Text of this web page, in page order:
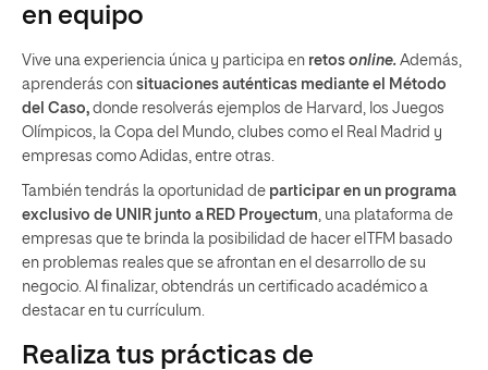
en equipo
Vive una experiencia única y participa en retos online. Además,
aprenderás con situaciones auténticas mediante el Método
del Caso, donde resolverás ejemplos de Harvard, los Juegos
Olímpicos, la Copa del Mundo, clubes como el Real Madrid y
empresas como Adidas, entre otras.
También tendrás la oportunidad de participar en un programa
exclusivo de UNIR junto a RED Proyectum, una plataforma de
empresas que te brinda la posibilidad de hacer el TFM basado
en problemas reales que se afrontan en el desarrollo de su
negocio. Al finalizar, obtendrás un certificado académico a
destacar en tu currículum.
Realiza tus prácticas de